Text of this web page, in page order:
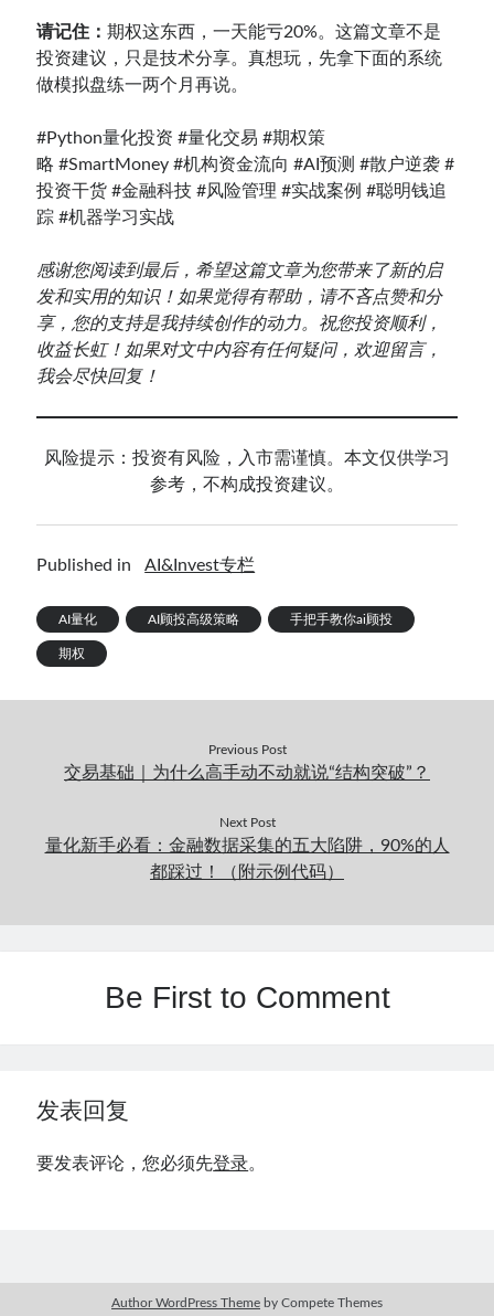
请记住：期权这东西，一天能亏20%。这篇文章不是
投资建议，只是技术分享。真想玩，先拿下面的系统
做模拟盘练一两个月再说。
#Python量化投资 #量化交易 #期权策
略 #SmartMoney #机构资金流向 #AI预测 #散户逆袭 #
投资干货 #金融科技 #风险管理 #实战案例 #聪明钱追
踪 #机器学习实战
感谢您阅读到最后，希望这篇文章为您带来了新的启
发和实用的知识！如果觉得有帮助，请不吝点赞和分
享，您的支持是我持续创作的动力。祝您投资顺利，
收益长虹！如果对文中内容有任何疑问，欢迎留言，
我会尽快回复！
风险提示：投资有风险，入市需谨慎。本文仅供学习
参考，不构成投资建议。
Published in AI&Invest专栏
AI量化 AI顾投高级策略 手把手教你ai顾投
期权
Previous Post
交易基础｜为什么高手动不动就说“结构突破”？
Next Post
量化新手必看：金融数据采集的五大陷阱，90%的人
都踩过！（附示例代码）
Be First to Comment
发表回复
要发表评论，您必须先登录。
Author WordPress Theme by Compete Themes